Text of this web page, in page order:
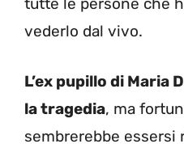
vederlo dal vivo.
L’ex pupillo di Maria
la tragedia, ma
sembrerebbe essersi